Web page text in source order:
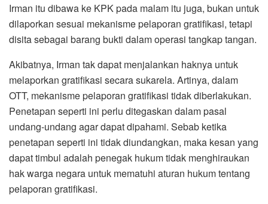
Irman itu dibawa ke KPK pada malam itu juga, bukan untuk
dilaporkan sesuai mekanisme pelaporan gratifikasi, tetapi
disita sebagai barang bukti dalam operasi tangkap tangan.
Akibatnya, Irman tak dapat menjalankan haknya untuk
melaporkan gratifikasi secara sukarela. Artinya, dalam
OTT, mekanisme pelaporan gratifikasi tidak diberlakukan.
Penetapan seperti ini perlu ditegaskan dalam pasal
undang-undang agar dapat dipahami. Sebab ketika
penetapan seperti ini tidak diundangkan, maka kesan yang
dapat timbul adalah penegak hukum tidak menghiraukan
hak warga negara untuk mematuhi aturan hukum tentang
pelaporan gratifikasi.